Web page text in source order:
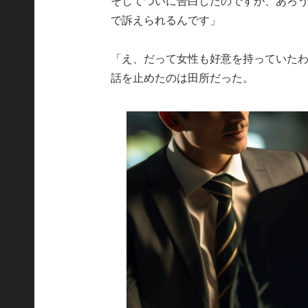
で訴えられるんです」
「え、だって女性も好意を持ってい
話を止めたのは田所だった。